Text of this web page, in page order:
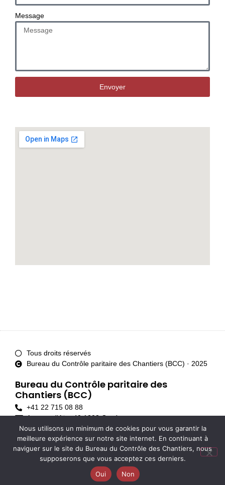
Message
Envoyer
Tous droits réservés
Bureau du Contrôle paritaire des Chantiers (BCC) · 2025
Bureau du Contrôle paritaire des
Chantiers (BCC)
+41 22 715 08 88
Avenue d'Aïre 40 1203 Genève
info@controle-chantiers-ge.ch
Nous utilisons un minimum de cookies pour vous garantir la
meilleure expérience sur notre site internet. En continuant à
naviguer sur le site du Bureau du Contrôle des Chantiers, nous
supposerons que vous acceptez ces derniers.
Oui
Non